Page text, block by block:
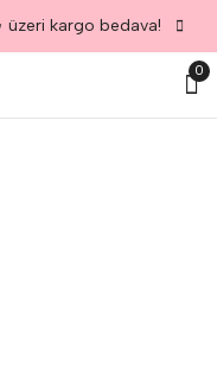
kargo bedava!
0